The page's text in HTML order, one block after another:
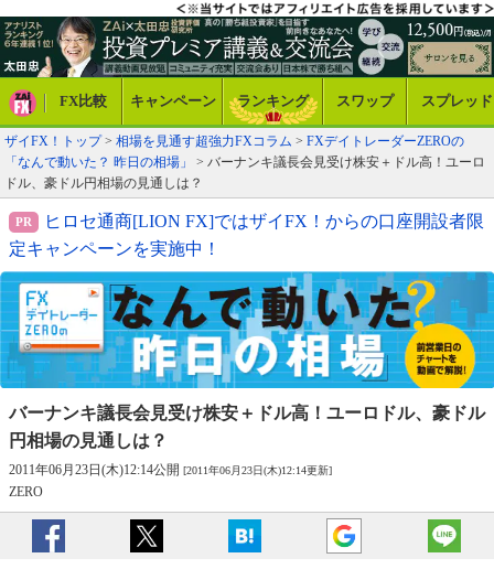
FX比較 キャンペーン ランキング スワップ スプレッド
ザイFX！トップ> 相場を見通す超強力FXコラム > FXデイトレーダーZEROの
「なんで動いた？ 昨日の相場」
> バーナンキ議長会見受け株安＋ドル高！ユーロ
ドル、豪ドル円相場の見通しは？
ヒロセ通商[LION FX]ではザイFX！からの口座開設者限
定キャンペーンを実施中！
バーナンキ議長会見受け株安＋ドル高！ ユーロドル、豪ドル
円相場の見通しは？
2011年06月23日(木)12:14公開 [2011年06月23日(木)12:14更新]
ZERO